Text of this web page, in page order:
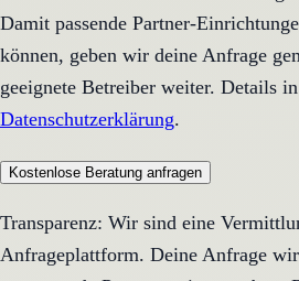
Damit passende Partner-
können, geben wir deine Anfrage
geeignete Betreiber weiter. Details
Datenschutzerklärung.
Kostenlose Beratung anfragen
Transparenz: Wir sind eine
Anfrageplattform. Deine Anfrage